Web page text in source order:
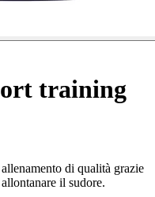
training
di qualità grazie
il sudore.